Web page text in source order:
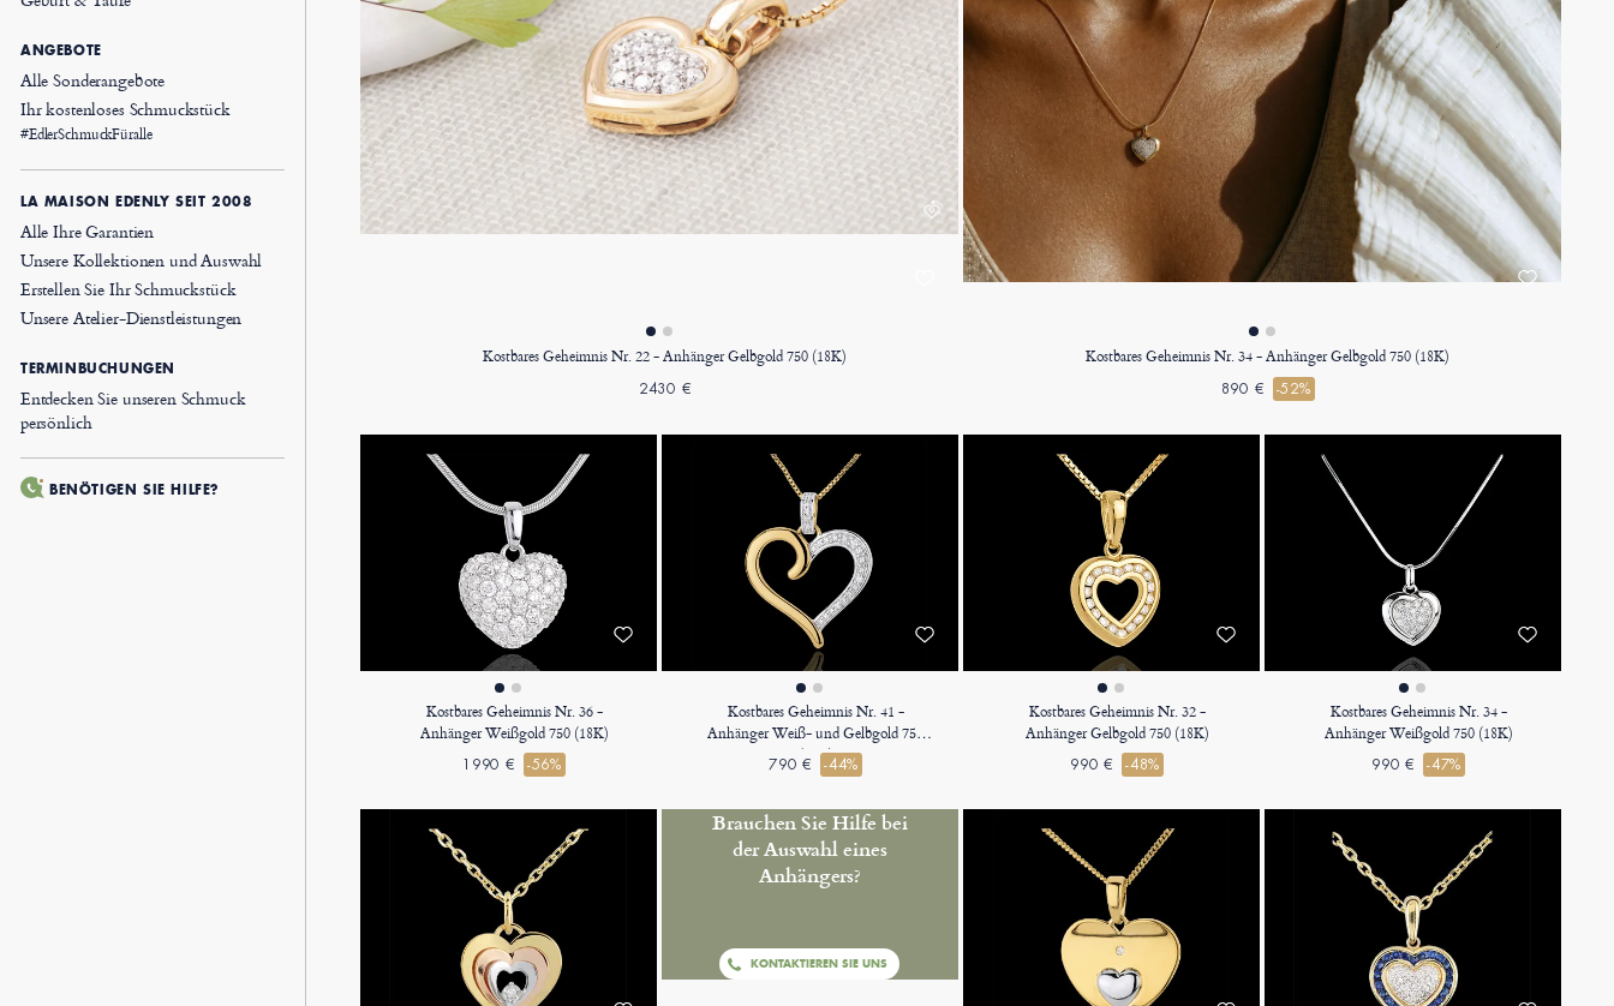
ANGEBOTE
Alle Sonderangebote
Ihr kostenloses Schmuckstück
#EdlerSchmuckFüralle
LA MAISON EDENLY SEIT 2008
Alle Ihre Garantien
Unsere Kollektionen und Auswahl
Erstellen Sie Ihr Schmuckstück
Unsere Atelier-Dienstleistungen
TERMINBUCHUNGEN
Entdecken Sie unseren Schmuck
persönlich
BENÖTIGEN SIE HILFE?
Kostbares Geheimnis Nr. 22 - Anhänger Gelbgold 750 (18K)
2430 €
Kostbares Geheimnis Nr. 34 - Anhänger Gelbgold 750 (18K)
890 € -52%
Kostbares Geheimnis Nr. 36 -
Anhänger Weißgold 750 (18K)
1990 € -56%
Kostbares Geheimnis Nr. 41 -
Anhänger Weiß- und Gelbgold 750
(18K)
790 € -44%
Kostbares Geheimnis Nr. 32 -
Anhänger Gelbgold 750 (18K)
990 € -48%
Kostbares Geheimnis Nr. 34 -
Anhänger Weißgold 750 (18K)
990 € -47%
Brauchen Sie Hilfe bei
der Auswahl eines
Anhängers?
KONTAKTIEREN SIE UNS